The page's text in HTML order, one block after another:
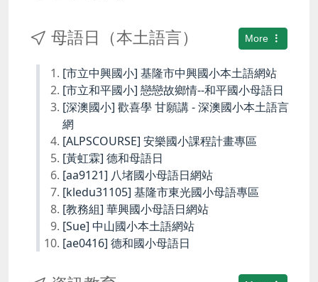
More
母語日（本土語言）
[市立中興國小] 基隆市中興國小本土語網站
[市立和平國小] 戀戀故鄉情--和平國小母語日
[深澳國小] 歡喜學 甘願講 - 深澳國小本土語言
網
[ALPSCOURSE] 安樂國小課程計畫專區
[黃虹霖] 德和母語日
[aa9121] 八堵國小母語日網站
[kledu31105] 基隆市東光國小母語專區
[教務組] 華興國小母語日網站
[Sue] 中山國小本土語網站
[ae0416] 德和國小母語日